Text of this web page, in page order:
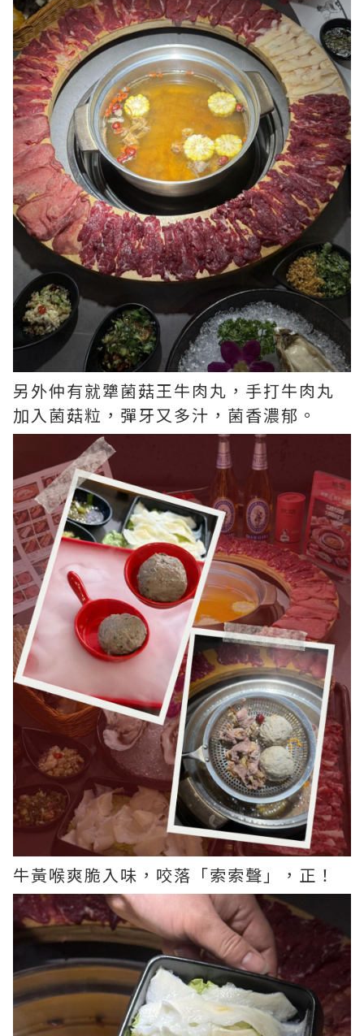
另外仲有就犟菌菇王牛肉丸，手打牛肉丸
加入菌菇粒，彈牙又多汁，菌香濃郁。
牛黃喉爽脆入味，咬落「索索聲」，正！